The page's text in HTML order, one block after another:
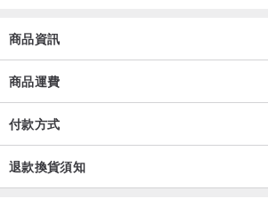
商品資訊
商品運費
付款方式
退款換貨須知